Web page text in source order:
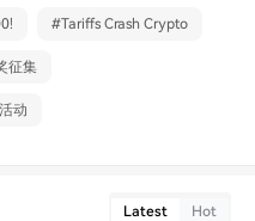
#Tariffs Crash Crypto
征集
动
Latest Hot